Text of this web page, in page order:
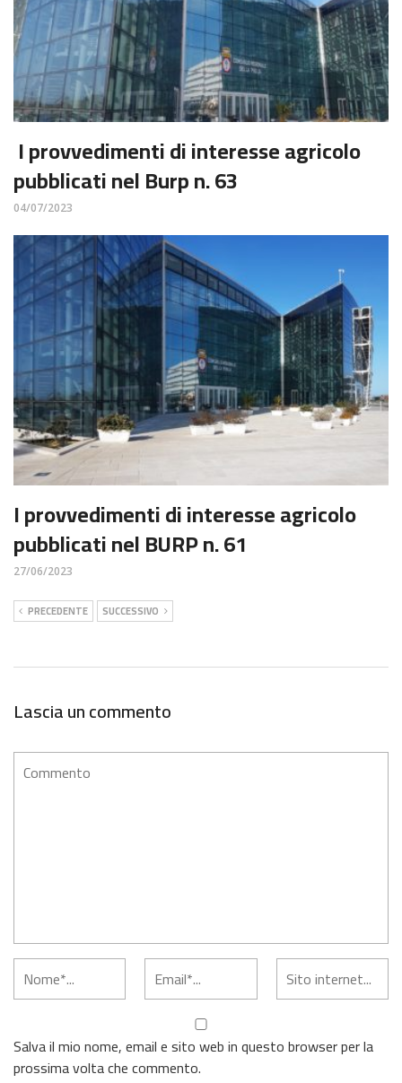
I provvedimenti di interesse agricolo
pubblicati nel Burp n. 63
04/07/2023
I provvedimenti di interesse agricolo
pubblicati nel BURP n. 61
27/06/2023
PRECEDENTE SUCCESSIVO
Lascia un commento
Salva il mio nome, email e sito web in questo browser per la
prossima volta che commento.